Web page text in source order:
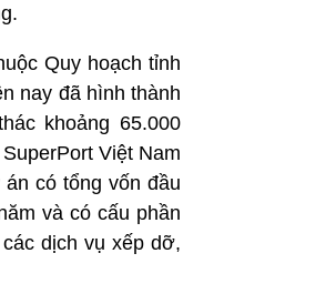
Quy hoạch tỉnh
nay đã hình thành
khoảng 65.000
Việt Nam
có tổng vốn đầu
và có cấu phần
dịch vụ xếp dỡ,